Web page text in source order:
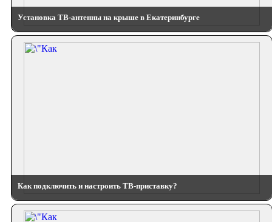
Установка ТВ-антенны на крыше в Екатеринбурге
Как подключить и настроить ТВ-приставку?